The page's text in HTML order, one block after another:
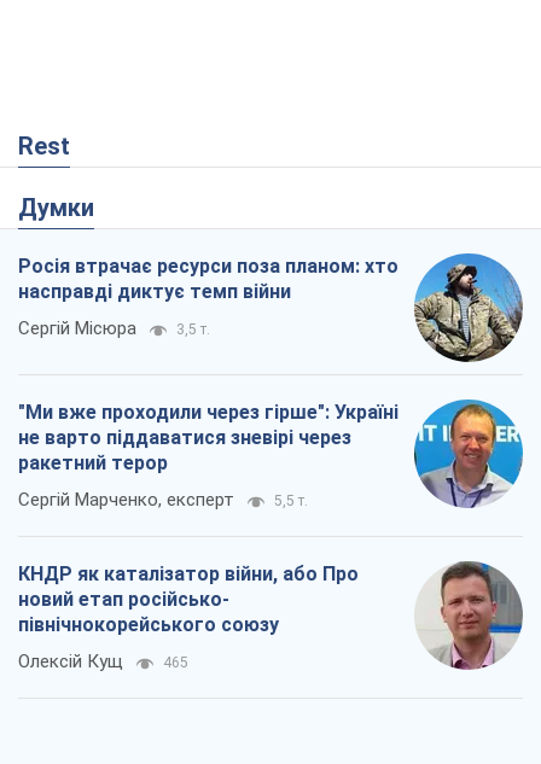
Rest
Думки
Росія втрачає ресурси поза планом: хто
насправді диктує темп війни
Сергій Місюра 3,5 т.
"Ми вже проходили через гірше": Україні
не варто піддаватися зневірі через
ракетний терор
Сергій Марченко, експерт 5,5 т.
КНДР як каталізатор війни, або Про
новий етап російсько-
північнокорейського союзу
Олексій Кущ 465